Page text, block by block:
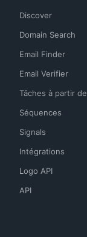
Discover
Domain Search
Email Finder
Email Verifier
Tâches à partir
Séquences
Signals
Intégrations
Logo API
API